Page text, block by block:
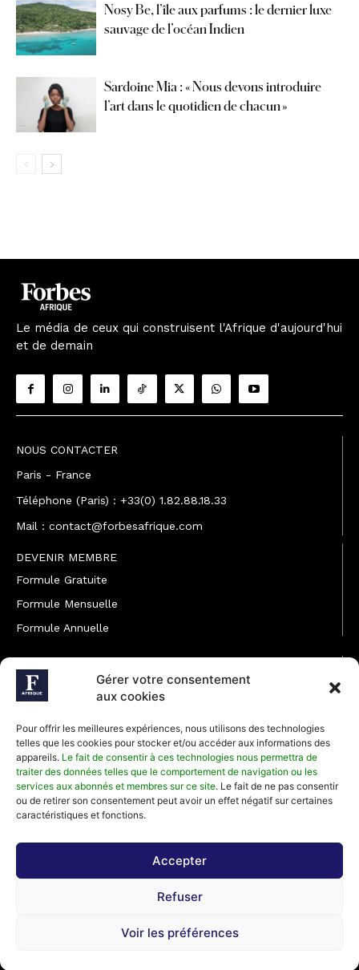
Gérer votre consentement
aux cookies
Pour offrir les meilleures expériences, nous utilisons des technologies
telles que les cookies pour stocker et/ou accéder aux informations des
appareils. Le fait de consentir à ces technologies nous permettra de
traiter des données telles que le comportement de navigation ou les
services aux abonnés et membres sur ce site. Le fait de ne pas consentir
ou de retirer son consentement peut avoir un effet négatif sur certaines
caractéristiques et fonctions.
Accepter
Refuser
Voir les préférences
Nosy Be, l’île aux parfums : le dernier luxe
sauvage de l’océan Indien
Sardoine Mia : « Nous devons introduire
l’art dans le quotidien de chacun »
Le média de ceux qui construisent l'Afrique d'aujourd'hui
et de demain
NOUS CONTACTER
Paris - France
Téléphone (Paris) : +33(0) 1.82.88.18.33
Mail : contact@forbesafrique.com
DEVENIR MEMBRE
Formule Gratuite
Formule Mensuelle
Formule Annuelle
JOINDRE L'ÉQUIPE
Rédaction
Développement commercial
Communiquer avec Forbes Afrique
Média Kit 2026
Abonnez-vous à la newsletter de Forbes Afrique et recevez
régulièrement nos meilleurs articles